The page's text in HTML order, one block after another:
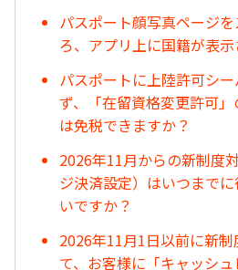
パスポート顔写真ページ
ろ、アプリ上に国籍が表示
パスポートに上陸許可シ
ず、「在留資格変更許可
は免税できますか？
2026年11月からの新制度
ジ決済設定）はいつまで
いですか？
2026年11月1日以前に新
て、お客様に「キャッシ